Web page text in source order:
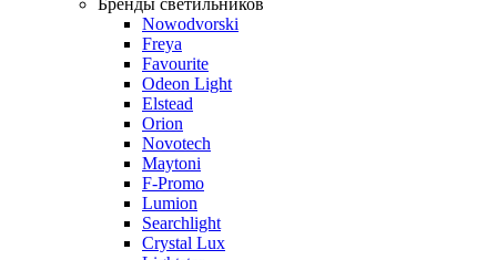
Бренды светильников
Nowodvorski
Freya
Favourite
Odeon Light
Elstead
Orion
Novotech
Maytoni
F-Promo
Lumion
Searchlight
Crystal Lux